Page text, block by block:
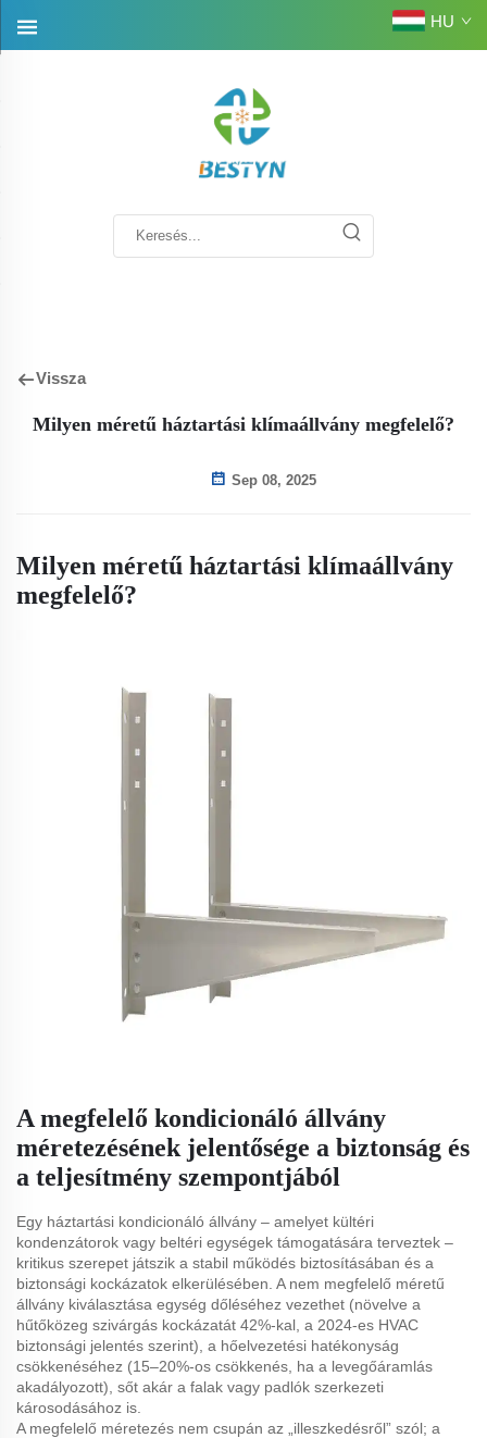
HU
Vissza
Milyen méretű háztartási klímaállvány megfelelő?
Sep 08, 2025
Milyen méretű háztartási klímaállvány
megfelelő?
A megfelelő kondicionáló állvány
méretezésének jelentősége a biztonság és
a teljesítmény szempontjából
Egy háztartási kondicionáló állvány – amelyet kültéri
kondenzátorok vagy beltéri egységek támogatására terveztek –
kritikus szerepet játszik a stabil működés biztosításában és a
biztonsági kockázatok elkerülésében. A nem megfelelő méretű
állvány kiválasztása egység dőléséhez vezethet (növelve a
hűtőközeg szivárgás kockázatát 42%-kal, a 2024-es HVAC
biztonsági jelentés szerint), a hőelvezetési hatékonyság
csökkenéséhez (15–20%-os csökkenés, ha a levegőáramlás
akadályozott), sőt akár a falak vagy padlók szerkezeti
károsodásához is.
A megfelelő méretezés nem csupán az „illeszkedésről” szól; a